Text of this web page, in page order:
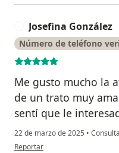
Josefina González
Número de teléfono
Me gusto mucho la
de un trato muy
sentí que le
22 de marzo de 2025 •
en opinión del usuario Josefina
Reportar